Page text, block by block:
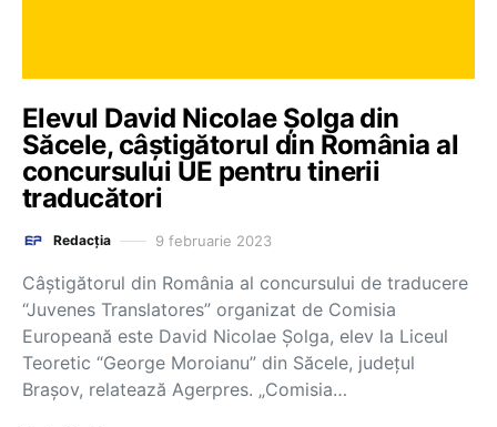
Elevul David Nicolae Şolga din
Săcele, câştigătorul din România al
concursului UE pentru tinerii
traducători
Redacția 9 februarie 2023
Câştigătorul din România al concursului de traducere
“Juvenes Translatores” organizat de Comisia
Europeană este David Nicolae Şolga, elev la Liceul
Teoretic “George Moroianu” din Săcele, judeţul
Braşov, relatează Agerpres. „Comisia…